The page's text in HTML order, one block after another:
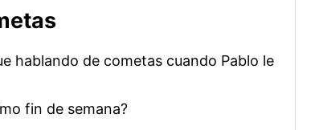
hablando de cometas cuando Pablo le
fin de semana?